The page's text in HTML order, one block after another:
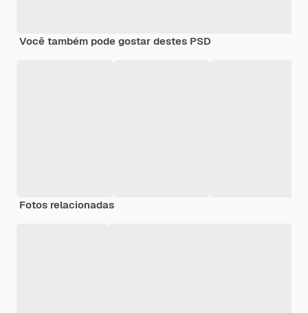
Você também pode gostar destes PSD
Fotos relacionadas